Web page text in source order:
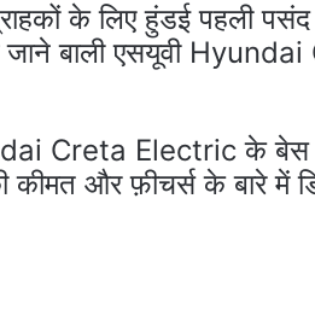
के लिए हुंडई पहली
जाने बाली एसयूवी
Creta Electric के बेस
कीमत और फ़ीचर्स के बारे में